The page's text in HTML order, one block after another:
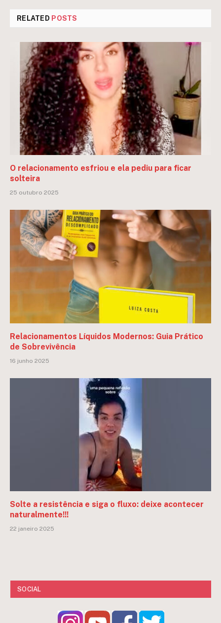
RELATED POSTS
O relacionamento esfriou e ela pediu para ficar
solteira
25 outubro 2025
Relacionamentos Líquidos Modernos: Guia Prático
de Sobrevivência
16 junho 2025
Solte a resistência e siga o fluxo: deixe acontecer
naturalmente!!!
22 janeiro 2025
SOCIAL